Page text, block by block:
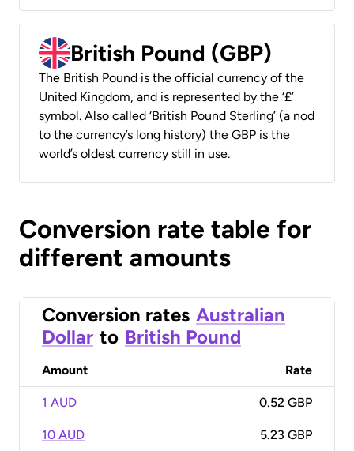
British Pound (GBP)
The British Pound is the official currency of the
United Kingdom, and is represented by the ‘£’
symbol. Also called ‘British Pound Sterling’ (a nod
to the currency’s long history) the GBP is the
world’s oldest currency still in use.
Conversion rate table for
different amounts
Conversion rates Australian
Dollar to British Pound
Amount Rate
1 AUD 0.52 GBP
10 AUD 5.23 GBP